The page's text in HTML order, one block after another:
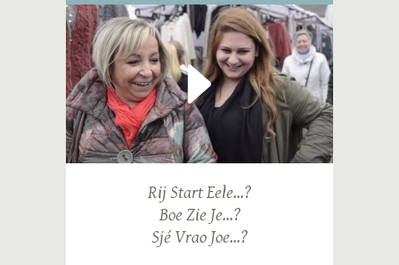
Rij Start Eele...?
Boe Zie Je...?
Sjé Vrao Joe...?